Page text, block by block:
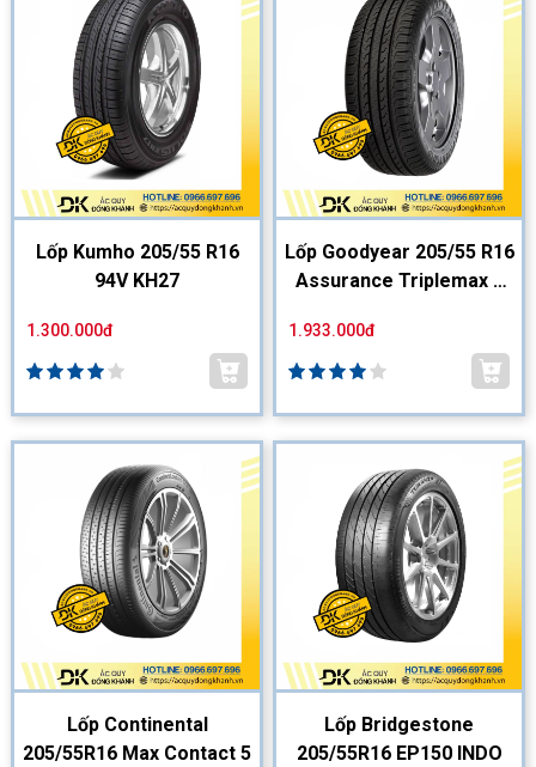
Lốp Kumho 205/55 R16
94V KH27
1.300.000đ
Lốp Goodyear 205/55 R16
Assurance Triplemax 2
1.933.000đ
Lốp Continental
205/55R16 Max Contact 5
Lốp Bridgestone
205/55R16 EP150 INDO